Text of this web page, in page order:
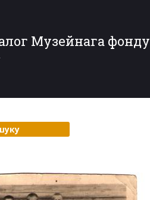
Музейнага фонду